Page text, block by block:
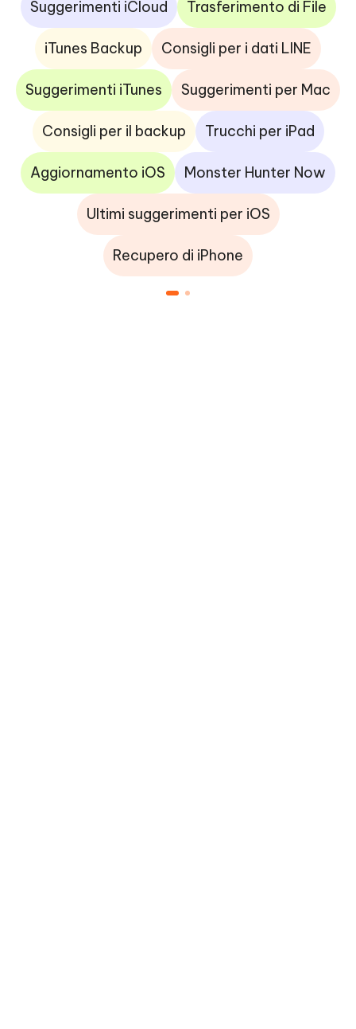
Suggerimenti iCloud Trasferimento di File
iTunes Backup Consigli per i dati LINE
Suggerimenti iTunes Suggerimenti per Mac
Consigli per il backup Trucchi per iPad
Aggiornamento iOS Monster Hunter Now
Ultimi suggerimenti per iOS
Recupero di iPhone